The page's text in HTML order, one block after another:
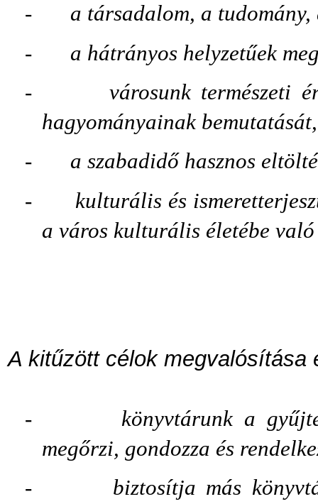
-
a társadalom, a
-
a hátrányos helyzetűek
-
városunk természeti
hagyományainak
-
a szabadidő hasznos
-
kulturális és
a város kulturális életébe
A kitűzött célok megvalósítása
-
könyvtárunk a
megőrzi, gondozza és
-
biztosítja más